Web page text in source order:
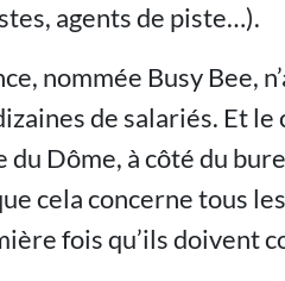
agents de piste…).
nommée Busy Bee,
de salariés. Et le
du Dôme, à côté du
cela concerne tous
fois qu’ils doivent